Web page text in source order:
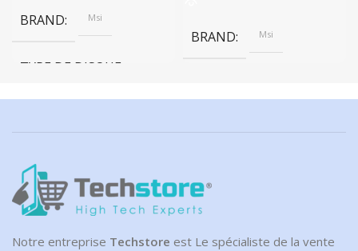
BRAND Msi
TYPE DE DISQUE
1 To
BRAND Msi
Notre entreprise Techstore est Le spécialiste de la vente